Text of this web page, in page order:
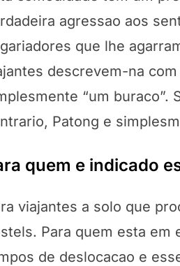
agressao aos
que lhe
descrevem-na com
“um buraco”.
Patong e
quem e indicado
viajantes a solo que
Para quem esta em
de deslocacao e